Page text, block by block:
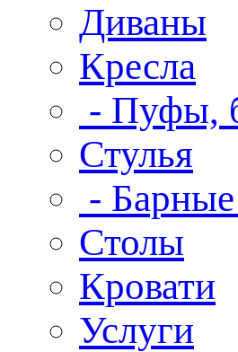
Диваны
Кресла
- Пуфы,
Стулья
- Барные
Столы
Кровати
Услуги